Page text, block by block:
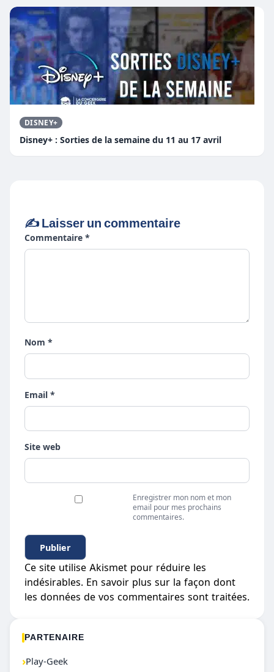
DISNEY+
Disney+ : Sorties de la semaine du 11 au 17 avril
✍️ Laisser un commentaire
Commentaire *
Nom *
Email *
Site web
Enregistrer mon nom et mon
email pour mes prochains
commentaires.
Ce site utilise Akismet pour réduire les
indésirables. En savoir plus sur la façon dont
les données de vos commentaires sont traitées.
PARTENAIRE
›Play-Geek